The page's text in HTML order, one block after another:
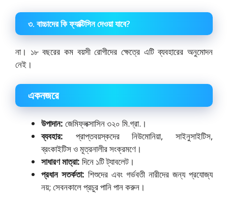
৩. বাচ্চাদের কি ফ্যাক্টিসিন দেওয়া যাবে?
না। ১৮ বছরের কম বয়সী রোগীদের ক্ষেত্রে এটি ব্যবহারের অনুমোদন
নেই।
একনজরে
উপাদান: জেমিফ্লক্সাসিন ৩২০ মি.গ্রা.।
ব্যবহার: প্রাপ্তবয়স্কদের নিউমোনিয়া, সাইনুসাইটিস,
ব্রংকাইটিস ও মূত্রনালীর সংক্রমণে।
সাধারণ মাত্রা: দিনে ১টি ট্যাবলেট।
প্রধান সতর্কতা: শিশুদের এবং গর্ভবতী নারীদের জন্য প্রযোজ্য
নয়; সেবনকালে প্রচুর পানি পান করুন।